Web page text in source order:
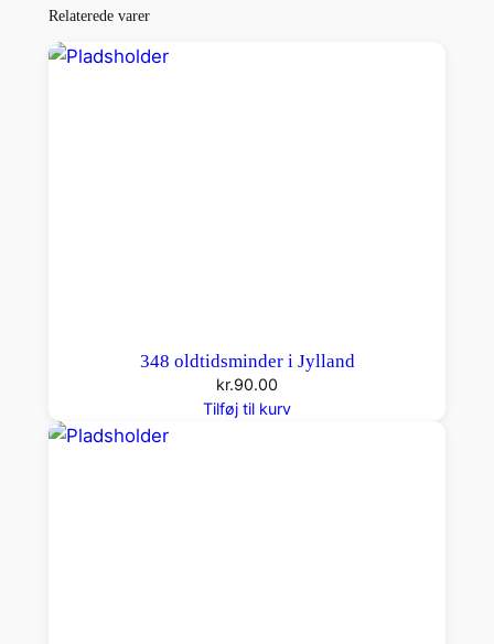
Relaterede varer
348 oldtidsminder i Jylland
kr.90.00
Tilføj til kurv